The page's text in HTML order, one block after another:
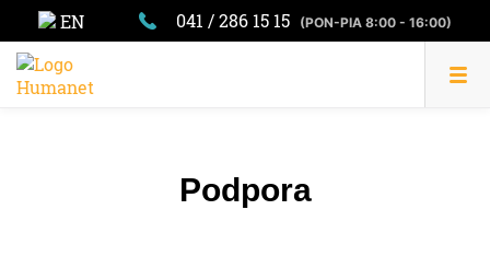
EN 041 / 286 15 15 (PON-PIA 8:00 - 16:00)
Podpora